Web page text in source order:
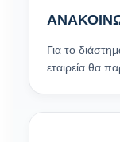
Για το
εταιρεία θα